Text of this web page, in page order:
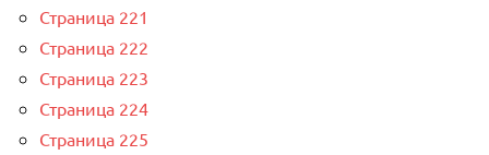
Страница 221
Страница 222
Страница 223
Страница 224
Страница 225